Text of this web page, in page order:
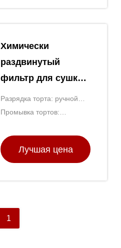
Химически
раздвинутый
фильтр для сушки
для
кристаллизации
Разрядка торта: ручной
или автоматический
Промывка тортов:
Лучшая цена
1